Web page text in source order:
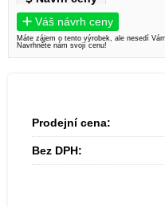
Váš návrh ceny
Máte zájem o tento výrobek, ale nesedí
Navrhněte nám svojí cenu!
Prodejní cena:
Bez DPH: